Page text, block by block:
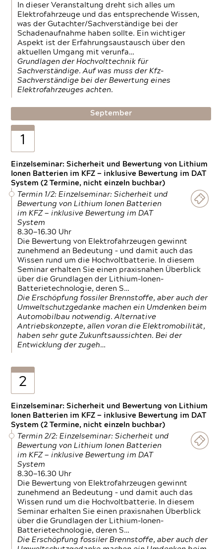
In dieser Veranstaltung dreht sich alles um
Elektrofahrzeuge und das entsprechende Wissen,
was der Gutachter/Sachverständige bei der
Schadenaufnahme haben sollte. Ein wichtiger
Aspekt ist der Erfahrungsaustausch über den
aktuellen Umgang mit verunfa…
Grundlagen der Hochvolttechnik für
Sachverständige. Auf was muss der Kfz-
Sachverständige bei der Bewertung eines
Elektrofahrzeuges achten.
September
1
Einzelseminar: Sicherheit und Bewertung von Lithium
Ionen Batterien im KFZ — inklusive Bewertung im DAT
System (2 Termine, nicht einzeln buchbar)
Termin 1/2: Einzelseminar: Sicherheit und
Bewertung von Lithium Ionen Batterien
im KFZ — inklusive Bewertung im DAT
System
8.30—16.30 Uhr
Die Bewertung von Elektrofahrzeugen gewinnt
zunehmend an Bedeutung – und damit auch das
Wissen rund um die Hochvoltbatterie. In diesem
Seminar erhalten Sie einen praxisnahen Überblick
über die Grundlagen der Lithium-Ionen-
Batterietechnologie, deren S…
Die Erschöpfung fossiler Brennstoffe, aber auch der
Umweltschutzgedanke machen ein Umdenken beim
Automobilbau notwendig. Alternative
Antriebskonzepte, allen voran die Elektromobilität,
haben sehr gute Zukunftsaussichten. Bei der
Entwicklung der zugeh…
2
Einzelseminar: Sicherheit und Bewertung von Lithium
Ionen Batterien im KFZ — inklusive Bewertung im DAT
System (2 Termine, nicht einzeln buchbar)
Termin 2/2: Einzelseminar: Sicherheit und
Bewertung von Lithium Ionen Batterien
im KFZ — inklusive Bewertung im DAT
System
8.30—16.30 Uhr
Die Bewertung von Elektrofahrzeugen gewinnt
zunehmend an Bedeutung – und damit auch das
Wissen rund um die Hochvoltbatterie. In diesem
Seminar erhalten Sie einen praxisnahen Überblick
über die Grundlagen der Lithium-Ionen-
Batterietechnologie, deren S…
Die Erschöpfung fossiler Brennstoffe, aber auch der